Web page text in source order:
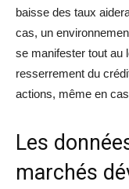
baisse des taux
cas, un
se manifester tout au
resserrement du
actions, même en
Les
marchés